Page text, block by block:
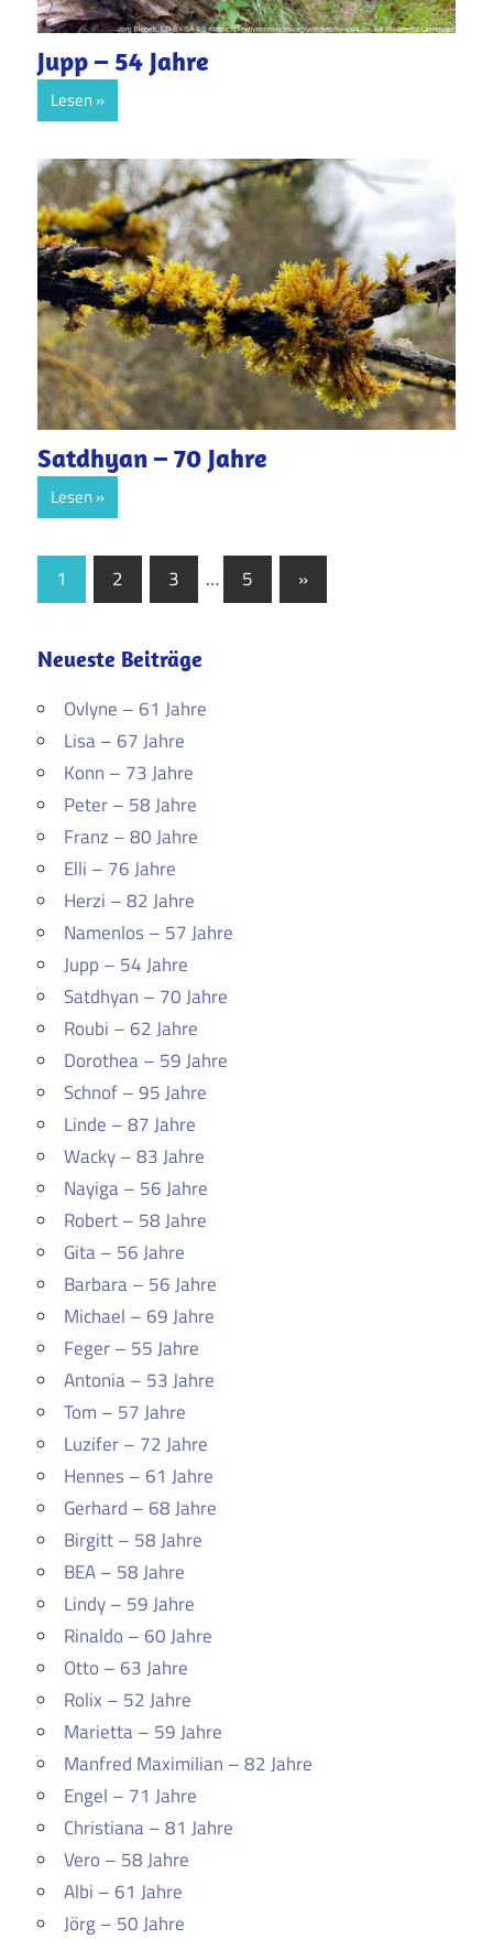
Jupp – 54 Jahre
Lesen
Satdhyan – 70 Jahre
Lesen
Seitennummerierung
der
Beiträge
1 2 3 … 5
Nächste
Beiträge
»
Neueste Beiträge
Ovlyne – 61 Jahre
Lisa – 67 Jahre
Konn – 73 Jahre
Peter – 58 Jahre
Franz – 80 Jahre
Elli – 76 Jahre
Herzi – 82 Jahre
Namenlos – 57 Jahre
Jupp – 54 Jahre
Satdhyan – 70 Jahre
Roubi – 62 Jahre
Dorothea – 59 Jahre
Schnof – 95 Jahre
Linde – 87 Jahre
Wacky – 83 Jahre
Nayiga – 56 Jahre
Robert – 58 Jahre
Gita – 56 Jahre
Barbara – 56 Jahre
Michael – 69 Jahre
Feger – 55 Jahre
Antonia – 53 Jahre
Tom – 57 Jahre
Luzifer – 72 Jahre
Hennes – 61 Jahre
Gerhard – 68 Jahre
Birgitt – 58 Jahre
BEA – 58 Jahre
Lindy – 59 Jahre
Rinaldo – 60 Jahre
Otto – 63 Jahre
Rolix – 52 Jahre
Marietta – 59 Jahre
Manfred Maximilian – 82 Jahre
Engel – 71 Jahre
Christiana – 81 Jahre
Vero – 58 Jahre
Albi – 61 Jahre
Jörg – 50 Jahre